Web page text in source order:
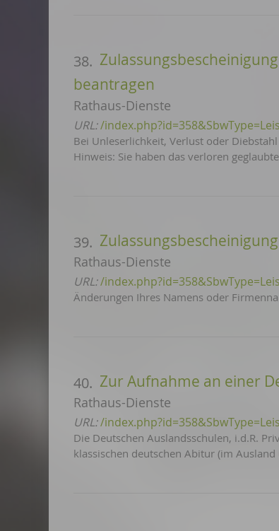
38.
beantragen
Rathaus-Dienste
URL: /
Bei Unleserlichkeit, Verlust oder
Hinweis: Sie haben das verloren
39.
Rathaus-Dienste
URL: /
Änderungen Ihres Namens oder
40. Zur Aufnahme an einer
Rathaus-Dienste
URL: /
Die Deutschen Auslandsschulen, i.d.R.
klassischen deutschen Abitur (im